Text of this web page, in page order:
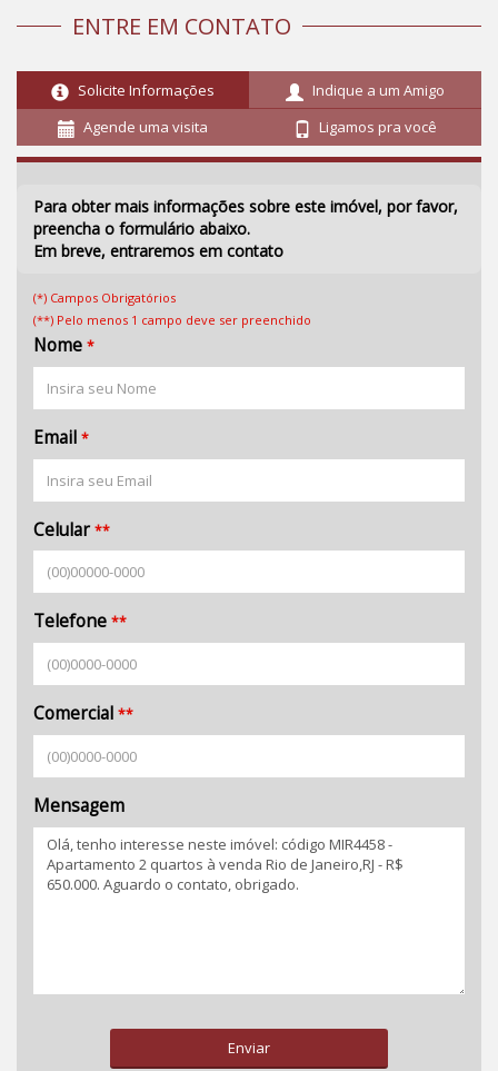
ENTRE EM CONTATO
Solicite Informações
Indique a um Amigo
Agende uma visita
Ligamos pra você
Para obter mais informações sobre este imóvel, por favor,
preencha o formulário abaixo.
Em breve, entraremos em contato
(*) Campos Obrigatórios
(**) Pelo menos 1 campo deve ser preenchido
Nome *
Email *
Celular **
Telefone **
Comercial **
Mensagem
Enviar